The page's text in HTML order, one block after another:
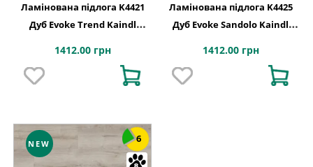
Ламінована підлога K4421
Дуб Evoke Trend Kaindl
1412.00 грн
Ламінована підлога K4425
Дуб Evoke Sandolo Kaindl
1412.00 грн
NEW 6